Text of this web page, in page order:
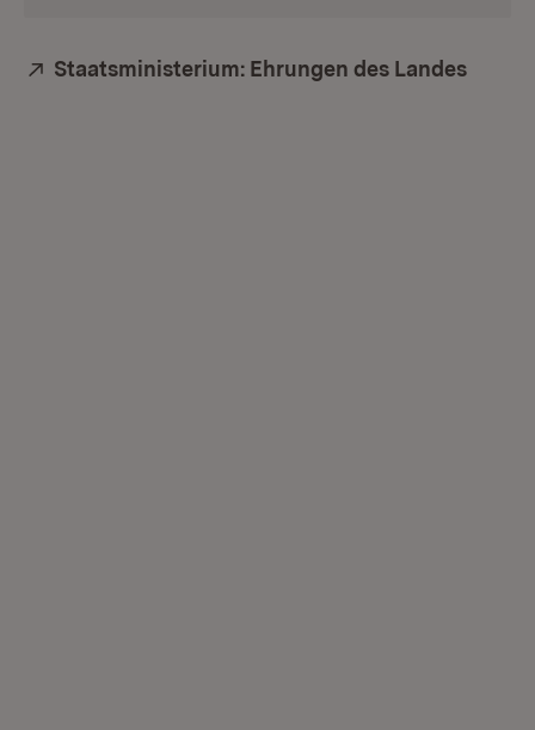
Extern:
Staatsministerium: Ehrungen des Landes